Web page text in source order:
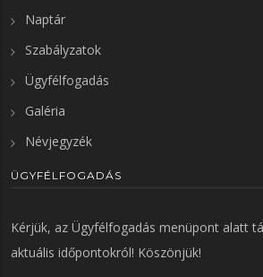
Naptár
Szabályzatok
Ügyfélfogadás
Galéria
Névjegyzék
ÜGYFÉLFOGADÁS
Kérjük, az Ügyfélfogadás menüpont alatt
aktuális időpontokról! Köszönjük!